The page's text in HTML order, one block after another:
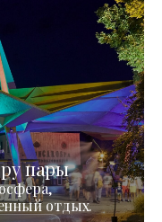
пары
отдых.